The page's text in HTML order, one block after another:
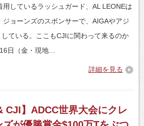
用しているラッシュガード、AL LEONEは
ジョーンズのスポンサーで、AIGAやアジ
ている。ここもCJIに関わって来るのか
日（金・現地…
詳細を見る
CJI】ADCC世界大会にクレ